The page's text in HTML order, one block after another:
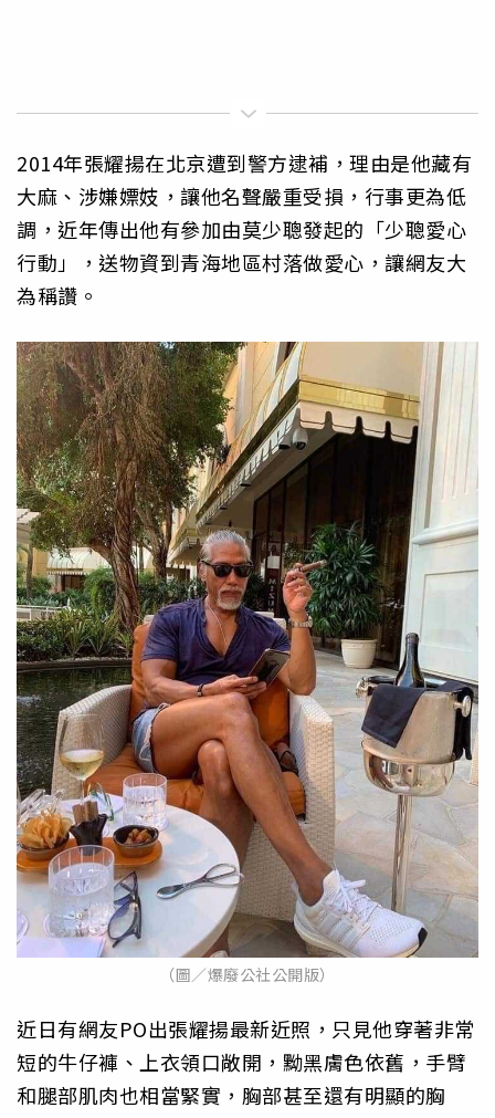
2014年張耀揚在北京遭到警方逮補，理由是他藏有
大麻、涉嫌嫖妓，讓他名聲嚴重受損，行事更為低
調，近年傳出他有參加由莫少聰發起的「少聰愛心
行動」，送物資到青海地區村落做愛心，讓網友大
為稱讚。
（圖／爆廢公社公開版）
近日有網友PO出張耀揚最新近照，只見他穿著非常
短的牛仔褲、上衣領口敞開，黝黑膚色依舊，手臂
和腿部肌肉也相當緊實，胸部甚至還有明顯的胸